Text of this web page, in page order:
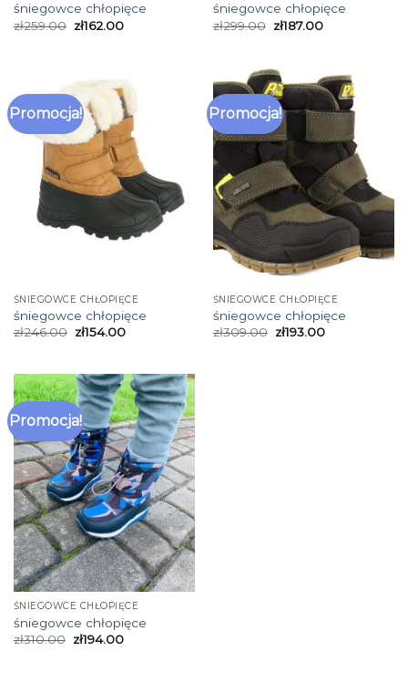
śniegowce chłopięce
zł259.00 zł162.00
śniegowce chłopięce
zł299.00 zł187.00
Promocja!
ŚNIEGOWCE CHŁOPIĘCE
śniegowce chłopięce
zł246.00 zł154.00
Promocja!
ŚNIEGOWCE CHŁOPIĘCE
śniegowce chłopięce
zł309.00 zł193.00
Promocja!
ŚNIEGOWCE CHŁOPIĘCE
śniegowce chłopięce
zł310.00 zł194.00